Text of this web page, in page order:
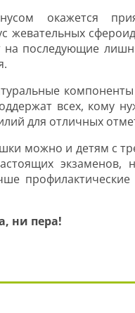
окажется
жевательных
на последующие
всех, кому
для отличных
можно и детям с
экзаменов,
ни пера!